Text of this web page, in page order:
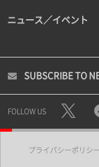
ニュース／イベント
SUBSCRIBE TO
FOLLOW US
プライバシーポリシー